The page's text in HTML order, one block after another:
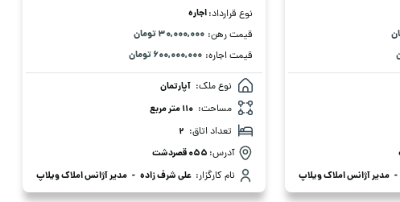
- مدیر آژانس املاک ویلاپ
نوع قرارداد:اجاره
قیمت رهن: ۳۰,۰۰۰,۰۰۰ تومان
قیمت اجاره: ۶۰۰,۰۰۰,۰۰۰ تومان
نوع ملک: آپارتمان
مساحت: 110 متر مربع
تعداد اتاق: 2
آدرس: ۰۵۵ قصردشت
نام کارگزار: علی شرف زاده - مدیر آژانس املاک ویلاپ